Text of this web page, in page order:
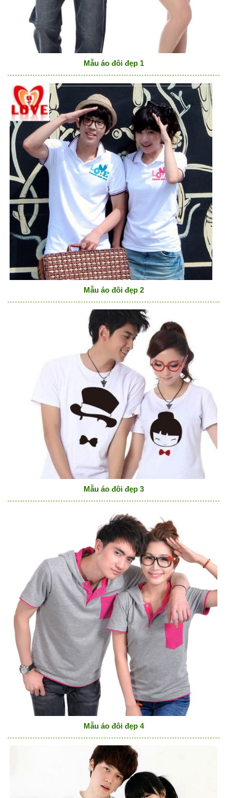
Mẫu áo đôi đẹp 1
Mẫu áo đôi đẹp 2
Mẫu áo đôi đẹp 3
Mẫu áo đôi đẹp 4